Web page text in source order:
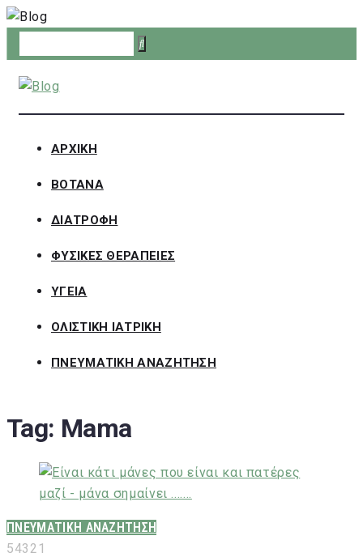
Skip
to
content
ΑΡΧΙΚΗ
ΒΟΤΑΝΑ
ΔΙΑΤΡΟΦΗ
ΦΥΣΙΚΕΣ ΘΕΡΑΠΕΙΕΣ
ΥΓΕΙΑ
ΟΛΙΣΤΙΚΗ ΙΑΤΡΙΚΗ
ΠΝΕΥΜΑΤΙΚΗ ΑΝΑΖΗΤΗΣΗ
Tag: Mama
ΠΝΕΥΜΑΤΙΚΗ ΑΝΑΖΗΤΗΣΗ
543 2 1